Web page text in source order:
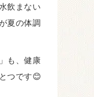
飲まない
夏の体調
も、健康
つです😊